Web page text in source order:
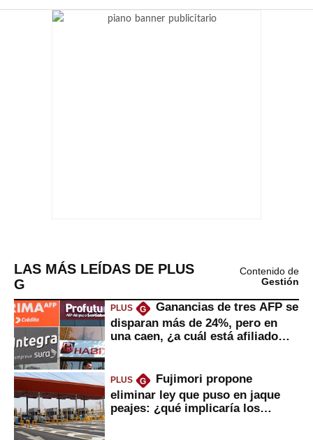
LAS MÁS LEÍDAS DE PLUS
G
Contenido de
Gestión
PLUS G
Ganancias de tres AFP se
disparan más de 24%, pero en
una caen, ¿a cuál está afiliado
PLUS G
Fujimori propone
eliminar ley que puso en jaque
peajes: ¿qué implicaría los